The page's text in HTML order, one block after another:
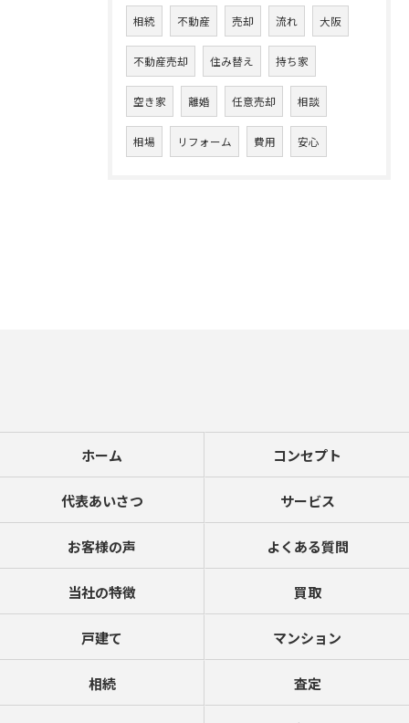
相続 不動産 売却 流れ 大阪
不動産売却 住み替え 持ち家
空き家 離婚 任意売却 相談
相場 リフォーム 費用 安心
ホーム コンセプト
代表あいさつ サービス
お客様の声 よくある質問
当社の特徴 買取
戸建て マンション
相続 査定